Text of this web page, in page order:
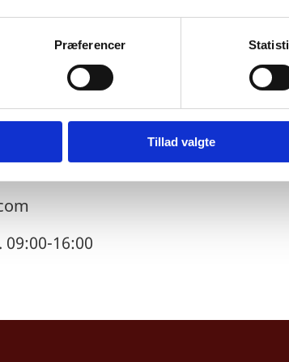
Præferencer
Tillad valgte
17
16:00